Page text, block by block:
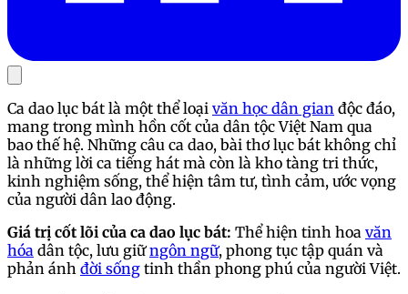
Ca dao lục bát là một thể loại văn học dân gian độc đáo,
mang trong mình hồn cốt của dân tộc Việt Nam qua
bao thế hệ. Những câu ca dao, bài thơ lục bát không chỉ
là những lời ca tiếng hát mà còn là kho tàng tri thức,
kinh nghiệm sống, thể hiện tâm tư, tình cảm, ước vọng
của người dân lao động.
Giá trị cốt lõi của ca dao lục bát: Thể hiện tinh hoa văn
hóa dân tộc, lưu giữngôn ngữ, phong tục tập quán và
phản ánh đời sống tinh thần phong phú của người Việt.